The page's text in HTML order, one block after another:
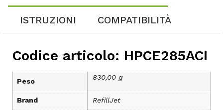
ISTRUZIONI COMPATIBILITÀ
Codice articolo: HPCE285ACI
Peso 830,00 g
Brand RefillJet